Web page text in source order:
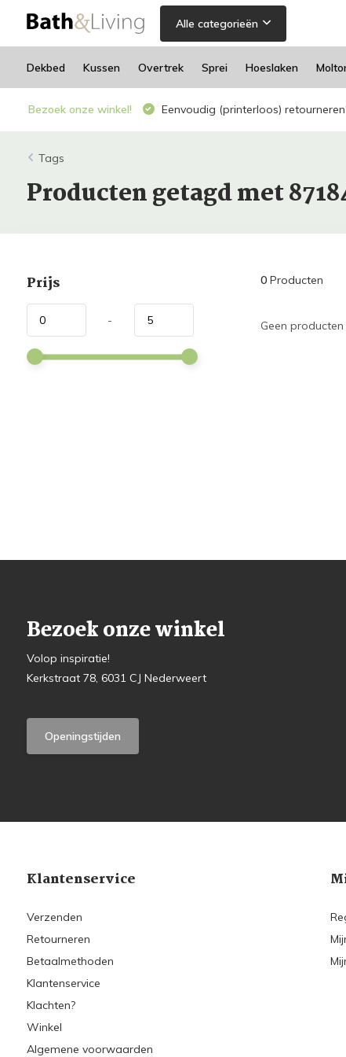
Alle categorieën
Dekbed Kussen Overtrek Sprei Hoeslaken
Bezoek onze winkel! Eenvoudig (printerloos)
Tags
Producten getagd met
Prijs
-
0Producten
Geen producten
Bezoek onze winkel
Volop inspiratie!
Kerkstraat 78, 6031 CJ Nederweert
Openingstijden
Klantenservice
Verzenden
Retourneren
Betaalmethoden
Klantenservice
Klachten?
Winkel
Algemene voorwaarden